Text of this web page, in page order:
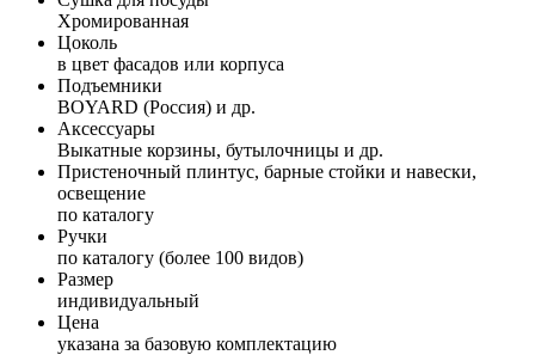
Хромированная
Цоколь
в цвет фасадов или корпуса
Подъемники
BOYARD (Россия) и др.
Аксессуары
Выкатные корзины, бутылочницы и др.
Пристеночный плинтус, барные стойки и навески,
освещение
по каталогу
Ручки
по каталогу (более 100 видов)
Размер
индивидуальный
Цена
указана за базовую комплектацию